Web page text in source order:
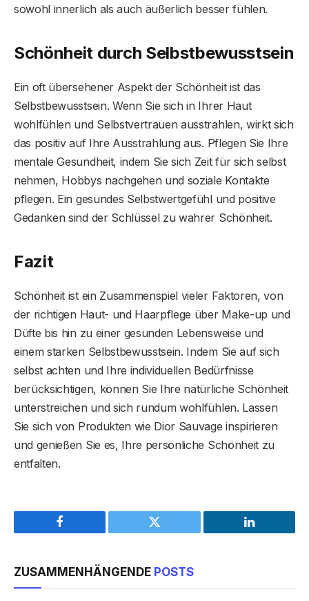
sowohl innerlich als auch äußerlich besser fühlen.
Schönheit durch Selbstbewusstsein
Ein oft übersehener Aspekt der Schönheit ist das
Selbstbewusstsein. Wenn Sie sich in Ihrer Haut
wohlfühlen und Selbstvertrauen ausstrahlen, wirkt sich
das positiv auf Ihre Ausstrahlung aus. Pflegen Sie Ihre
mentale Gesundheit, indem Sie sich Zeit für sich selbst
nehmen, Hobbys nachgehen und soziale Kontakte
pflegen. Ein gesundes Selbstwertgefühl und positive
Gedanken sind der Schlüssel zu wahrer Schönheit.
Fazit
Schönheit ist ein Zusammenspiel vieler Faktoren, von
der richtigen Haut- und Haarpflege über Make-up und
Düfte bis hin zu einer gesunden Lebensweise und
einem starken Selbstbewusstsein. Indem Sie auf sich
selbst achten und Ihre individuellen Bedürfnisse
berücksichtigen, können Sie Ihre natürliche Schönheit
unterstreichen und sich rundum wohlfühlen. Lassen
Sie sich von Produkten wie Dior Sauvage inspirieren
und genießen Sie es, Ihre persönliche Schönheit zu
entfalten.
Facebook Twitter LinkedIn
ZUSAMMENHÄNGENDE POSTS